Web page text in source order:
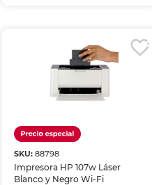
SKU:88798
Impresora HP 107w Láser
Blanco y Negro Wi-Fi